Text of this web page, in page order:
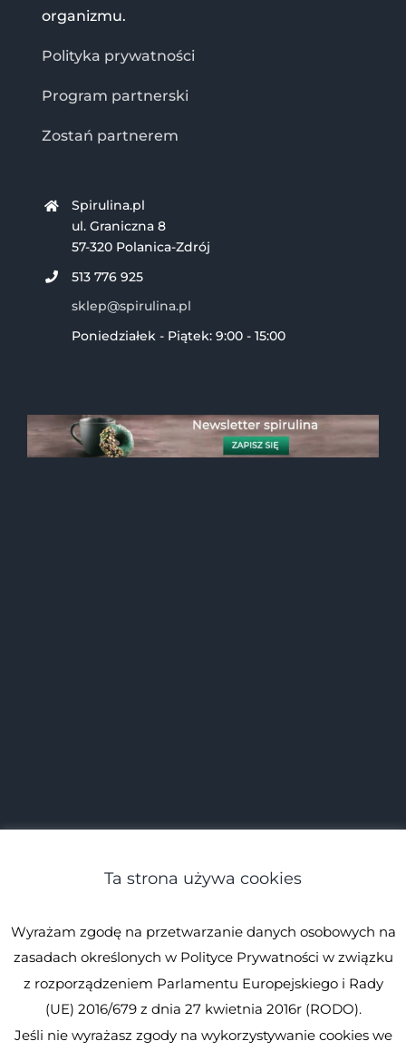
organizmu.
Polityka prywatności
Program partnerski
Zostań partnerem
Spirulina.pl
ul. Graniczna 8
57-320 Polanica-Zdrój
513 776 925
sklep@spirulina.pl
Poniedziałek - Piątek: 9:00 - 15:00
Ta strona używa cookies
Wyrażam zgodę na przetwarzanie danych osobowych na
zasadach określonych w Polityce Prywatności w związku
z rozporządzeniem Parlamentu Europejskiego i Rady
(UE) 2016/679 z dnia 27 kwietnia 2016r (RODO).
Jeśli nie wyrażasz zgody na wykorzystywanie cookies we